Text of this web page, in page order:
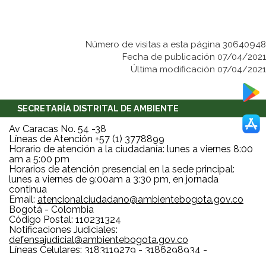
Número de visitas a esta página 30640948
Fecha de publicación 07/04/2021
Última modificación 07/04/2021
SECRETARÍA DISTRITAL DE AMBIENTE
Av Caracas No. 54 -38
Líneas de Atención +57 (1) 3778899
Horario de atención a la ciudadanía: lunes a viernes 8:00
am a 5:00 pm
Horarios de atención presencial en la sede principal:
lunes a viernes de 9:00am a 3:30 pm, en jornada
continua
Email: atencionalciudadano@ambientebogota.gov.co
Bogotá - Colombia
Código Postal: 110231324
Notificaciones Judiciales:
defensajudicial@ambientebogota.gov.co
Líneas Celulares: 3183119279 - 3186298934 -